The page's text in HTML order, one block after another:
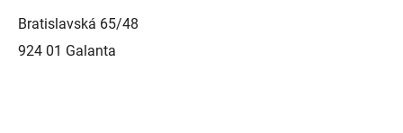
Bratislavská 65/48
924 01 Galanta